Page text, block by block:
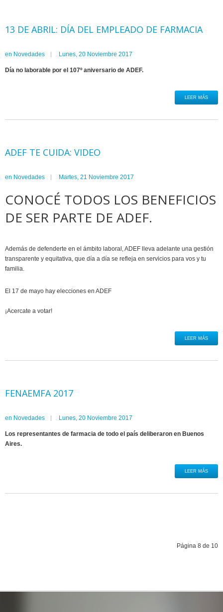
13 DE ABRIL: DÍA DEL EMPLEADO DE FARMACIA
en Novedades Lunes, 20 Noviembre 2017
Día no laborable por el 107º aniversario de ADEF.
LEER MÁS
ADEF TE CUIDA: VIDEO
en Novedades Martes, 21 Noviembre 2017
CONOCÉ TODOS LOS BENEFICIOS
DE SER PARTE DE ADEF.
Además de defenderte en el ámbito laboral, ADEF lleva adelante una gestión
transparente y equitativa, que día a día se refleja en servicios para vos y tu
familia.
El 17 de mayo hay elecciones en ADEF
¡Acercate a votar!
LEER MÁS
FENAEMFA 2017
en Novedades Lunes, 20 Noviembre 2017
Los representantes de farmacia de todo el país deliberaron en Buenos
Aires.
LEER MÁS
Página 8 de 10